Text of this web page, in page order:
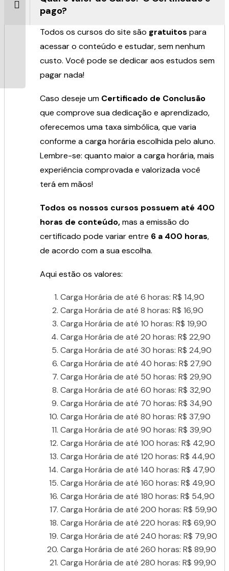
pago?
Todos os cursos do site são gratuitos para
acessar o conteúdo e estudar, sem nenhum
custo. Você pode se dedicar aos estudos sem
pagar nada!
Caso deseje um Certificado de Conclusão
que comprove sua dedicação e aprendizado,
oferecemos uma taxa simbólica, que varia
conforme a carga horária escolhida pelo aluno.
Lembre-se: quanto maior a carga horária, mais
experiência comprovada e valorizada você
terá em mãos!
Todos os nossos cursos possuem até 400
horas de conteúdo,mas a emissão do
certificado pode variar entre 6 a 400 horas,
de acordo com a sua escolha.
Aqui estão os valores:
Carga Horária de até 6 horas: R$ 14,90
Carga Horária de até 8 horas: R$ 16,90
Carga Horária de até 10 horas: R$ 19,90
Carga Horária de até 20 horas: R$ 22,90
Carga Horária de até 30 horas: R$ 24,90
Carga Horária de até 40 horas: R$ 27,90
Carga Horária de até 50 horas: R$ 29,90
Carga Horária de até 60 horas: R$ 32,90
Carga Horária de até 70 horas: R$ 34,90
Carga Horária de até 80 horas: R$ 37,90
Carga Horária de até 90 horas: R$ 39,90
Carga Horária de até 100 horas: R$ 42,90
Carga Horária de até 120 horas: R$ 44,90
Carga Horária de até 140 horas: R$ 47,90
Carga Horária de até 160 horas: R$ 49,90
Carga Horária de até 180 horas: R$ 54,90
Carga Horária de até 200 horas: R$ 59,90
Carga Horária de até 220 horas: R$ 69,90
Carga Horária de até 240 horas: R$ 79,90
Carga Horária de até 260 horas: R$ 89,90
Carga Horária de até 280 horas: R$ 99,90